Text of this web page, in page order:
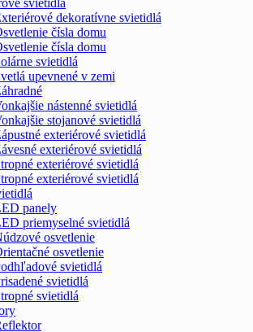
dekoratívne svietidlá
čísla domu
čísla domu
svietidlá
upevnené v zemi
nástenné svietidlá
stojanové svietidlá
exteriérové svietidlá
exteriérové svietidlá
exteriérové svietidlá
exteriérové svietidlá
panely
priemyselné svietidlá
osvetlenie
osvetlenie
svietidlá
svietidlá
svietidlá